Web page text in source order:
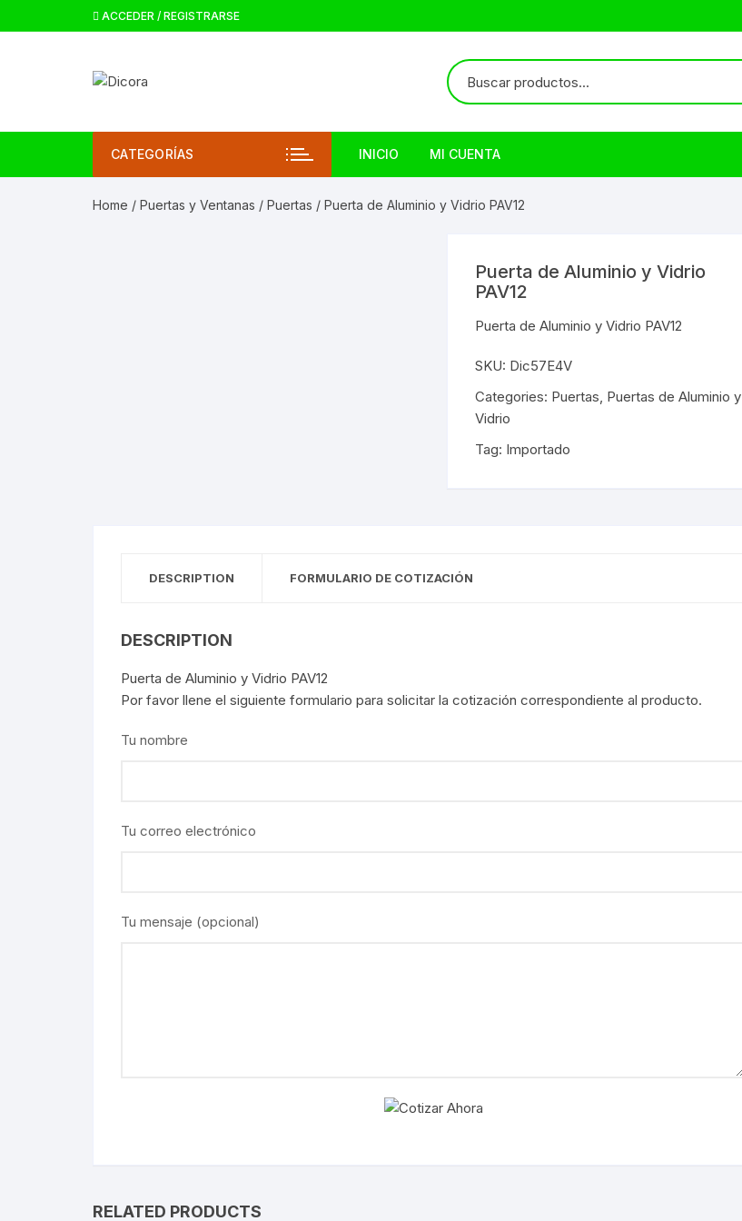
ACCEDER / REGISTRARSE
CATEGORÍAS INICIO MI CUENTA
Home / Puertas y Ventanas / Puertas / Puerta de Aluminio y Vidrio PAV12
Puerta de Aluminio y Vidrio
PAV12
Puerta de Aluminio y Vidrio PAV12
SKU: Dic57E4V
Categories: Puertas, Puertas de Aluminio y
Vidrio
Tag: Importado
DESCRIPTION FORMULARIO DE COTIZACIÓN
DESCRIPTION
Puerta de Aluminio y Vidrio PAV12
Por favor llene el siguiente formulario para solicitar la cotización correspondiente al producto.
Tu nombre
Tu correo electrónico
Tu mensaje (opcional)
RELATED PRODUCTS